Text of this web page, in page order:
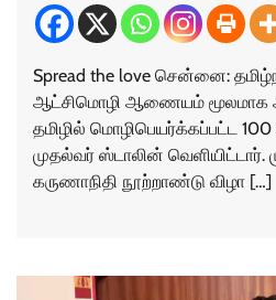
Spread the love சென்னை:
ஆட்சிமொழி ஆணையம் மூலமாக
தமிழில் மொழிபெயர்க்கப்பட்ட
முதல்வர் ஸ்டாலின்
கருணாநிதி நூற்றாண்டு விழா […]